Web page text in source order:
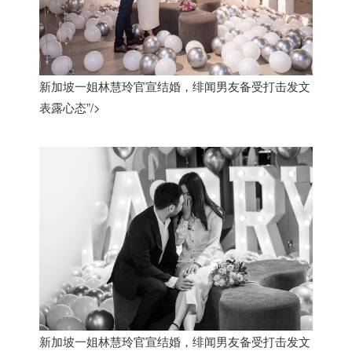
新加坡一姐林慧玲官宣结婚，绯闻男友备受打击发文
表露心态”/>
新加坡一姐林慧玲官宣结婚，绯闻男友备受打击发文